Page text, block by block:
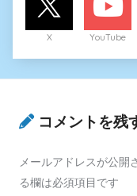
X YouTube
コメントを残
メールアドレスが公開
る欄は必須項目です